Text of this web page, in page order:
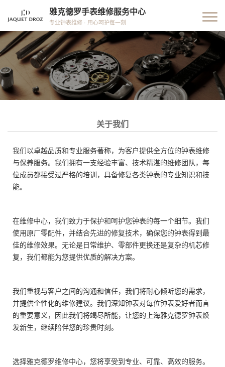
雅克德罗手表维修服务中心
专业钟表维修 · 用心呵护每一刻
关于我们
我们以卓越品质和专业服务著称，为客户提供全方位的钟表维修
与保养服务。我们拥有一支经验丰富、技术精湛的维修团队，每
位成员都接受过严格的培训，具备修复各类钟表的专业知识和技
能。
在维修中心，我们致力于保护和呵护您钟表的每一个细节。我们
使用原厂零配件，并结合先进的修复技术，确保您的钟表得到最
佳的维修效果。无论是日常维护、零部件更换还是复杂的机芯修
复，我们都能为您提供优质的解决方案。
我们重视与客户之间的沟通和信任，我们将耐心倾听您的需求，
并提供个性化的维修建议。我们深知钟表对每位钟表爱好者而言
的重要意义，因此我们将竭尽所能，让您的上海雅克德罗钟表焕
发新生，继续陪伴您的珍贵时刻。
选择雅克德罗维修中心，您将享受到专业、可靠、高效的服务。